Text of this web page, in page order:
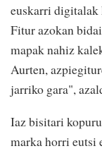
euskarri digitalak
Fitur azokan
mapak nahiz
Aurten,
jarriko gara",
Iaz bisitari
marka horri eutsi